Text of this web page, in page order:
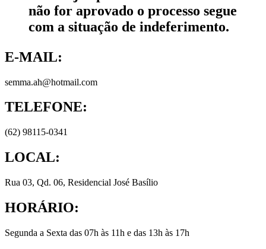
não for aprovado o processo segue
com a situação de indeferimento.
E-MAIL:
semma.ah@hotmail.com
TELEFONE:
(62) 98115-0341
LOCAL:
Rua 03, Qd. 06, Residencial José Basílio
HORÁRIO:
Segunda a Sexta das 07h às 11h e das 13h às 17h